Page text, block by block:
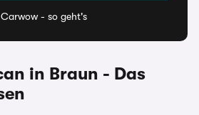
- so geht's
in Braun - Das